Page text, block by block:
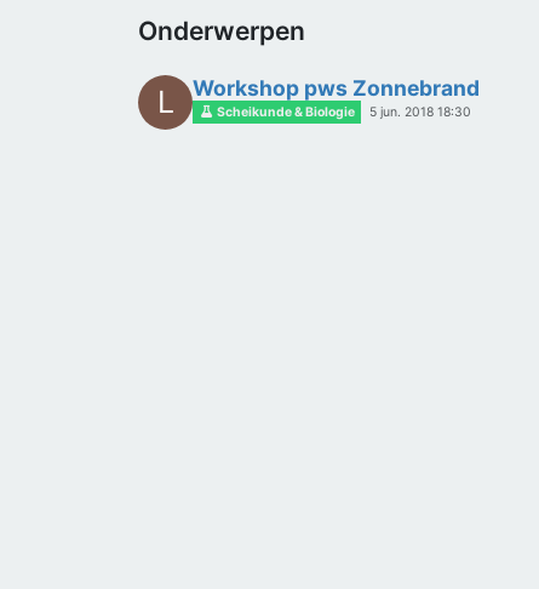
Onderwerpen
L Workshop pws Zonnebrand
Scheikunde & Biologie 5 jun. 2018 18:30